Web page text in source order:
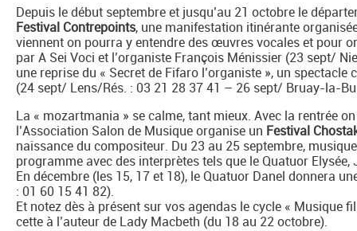
Depuis le début septembre et jusqu’au 21 octobre le
Festival Contrepoints, une manifestation itinérante
viennent on pourra y entendre des œuvres vocales et pour
par A Sei Voci et l’organiste François Ménissier (23 sept/
une reprise du « Secret de Fifaro l’organiste », un
(24 sept/ Lens/Rés. : 03 21 28 37 41 – 26 sept/ Bruay-la-
La « mozartmania » se calme, tant mieux. Avec la rentrée
l’Association Salon de Musique organise un Festival
naissance du compositeur. Du 23 au 25 septembre,
programme avec des interprètes tels que le Quatuor
En décembre (les 15, 17 et 18), le Quatuor Danel donnera
: 01 60 15 41 82).
Et notez dès à présent sur vos agendas le cycle « Musique
cette à l’auteur de Lady Macbeth (du 18 au 22 octobre).